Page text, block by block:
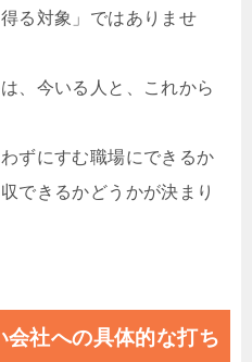
る対象」ではありませ
、今いる人と、これから
ずにすむ職場にできるか
できるかどうかが決まり
社への具体的な打ち